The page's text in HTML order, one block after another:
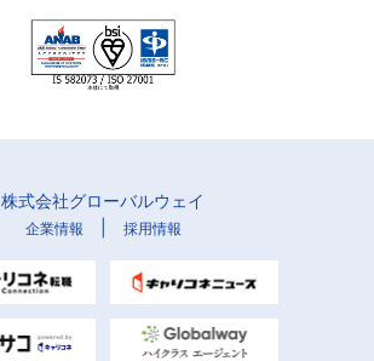
株式会社グローバルウェイ
企業情報 採用情報